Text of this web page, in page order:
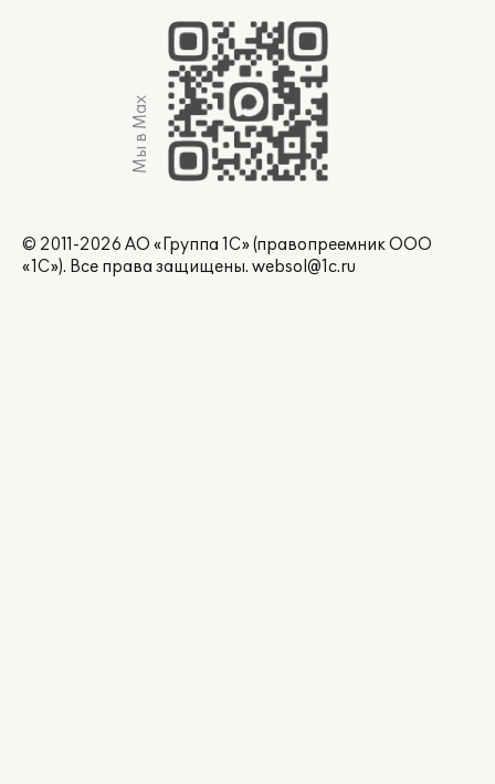
Мы в Max
© 2011-2026 АО «Группа 1С» (правопреемник ООО
«1С»). Все права защищены. websol@1c.ru